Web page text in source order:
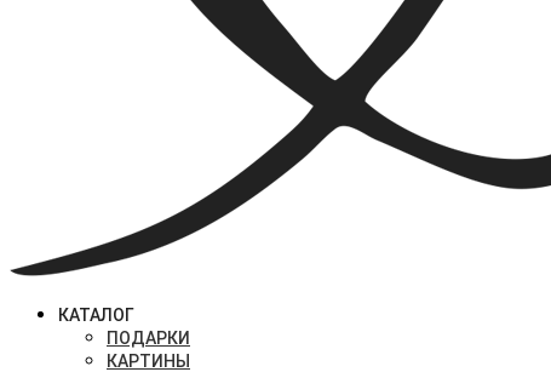
КАТАЛОГ
ПОДАРКИ
КАРТИНЫ